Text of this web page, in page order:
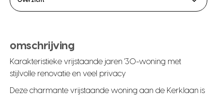
omschrijving
Karakteristieke vrijstaande jaren '30-woning met
stijlvolle renovatie en veel privacy
Deze charmante vrijstaande woning aan de Kerklaan is